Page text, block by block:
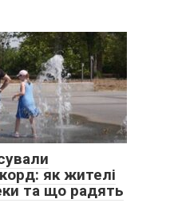
як жителі
та що радять